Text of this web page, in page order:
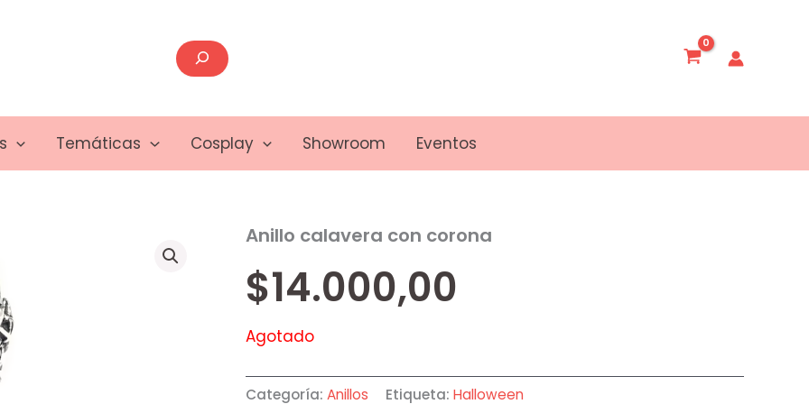
Temáticas Cosplay Showroom Eventos
Anillo calavera con corona
$14.000,00
Agotado
Categoría: Anillos Etiqueta: Halloween